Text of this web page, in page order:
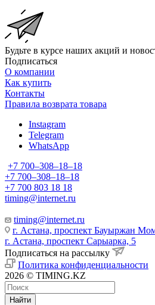
Будьте в курсе наших акций и
Подписаться
О компании
Как купить
Контакты
Правила возврата товара
Instagram
Telegram
WhatsApp
+7 700‒308‒18‒18
+7 700‒308‒18‒18
+7 700 803 18 18
timing@internet.ru
timing@internet.ru
г. Астана, проспект Бауыржан
г. Астана, проспект Сарыарка, 5
Подписаться на рассылку
Политика конфиденциальности
2026 © TIMING.KZ
Найти